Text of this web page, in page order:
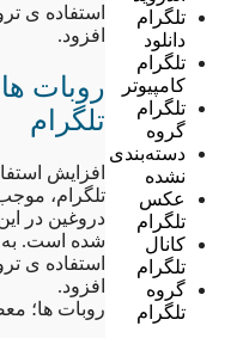
تلگرام
دانلود
تلگرام
کامپیوتر
تلگرام
گروه
دسته‌بندی
نشده
عکس
تلگرام
کانال
تلگرام
گروه
تلگرام
استفاده ی
افزود.
روبات
تلگرام
افزایش
تلگرام،
دروغین در
شده است.
استفاده ی
افزود.
روبات ها؛